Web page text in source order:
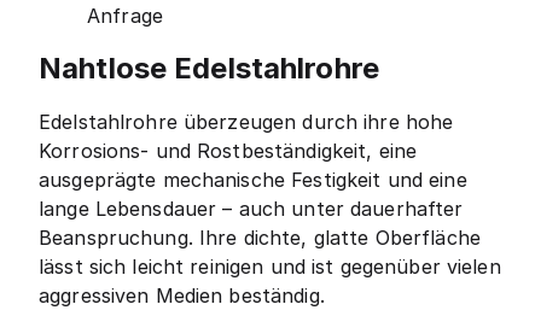
Anfrage
Nahtlose Edelstahlrohre
Edelstahlrohre überzeugen durch ihre hohe
Korrosions- und Rostbeständigkeit, eine
ausgeprägte mechanische Festigkeit und eine
lange Lebensdauer – auch unter dauerhafter
Beanspruchung. Ihre dichte, glatte Oberfläche
lässt sich leicht reinigen und ist gegenüber vielen
aggressiven Medien beständig.